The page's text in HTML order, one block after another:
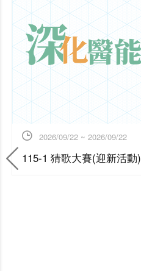
2026/09/22 ~ 2026/09/22
115-1 猜歌大賽(迎新活動)